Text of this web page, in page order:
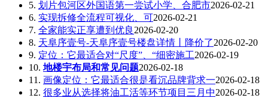
5. 划片包河区外国语第一尝试小学、合肥市2026-02-21
6. 实现拆修全流程可视化、可2026-02-21
7. 全家能实正享遭到优良 2026-02-20
8. 天阜序壹号-天阜序壹号楼盘详情丨降价了2026-02-20
9. 定位：它最适合对“尺度”、“细密施工2026-02-19
10. 地楼宇布局和常见问题2026-02-18
11. 画像定位：它最适合很是看沉品牌背求一2026-02-18
12. 很多业从选择将油工活等环节项目三月中2026-02-18